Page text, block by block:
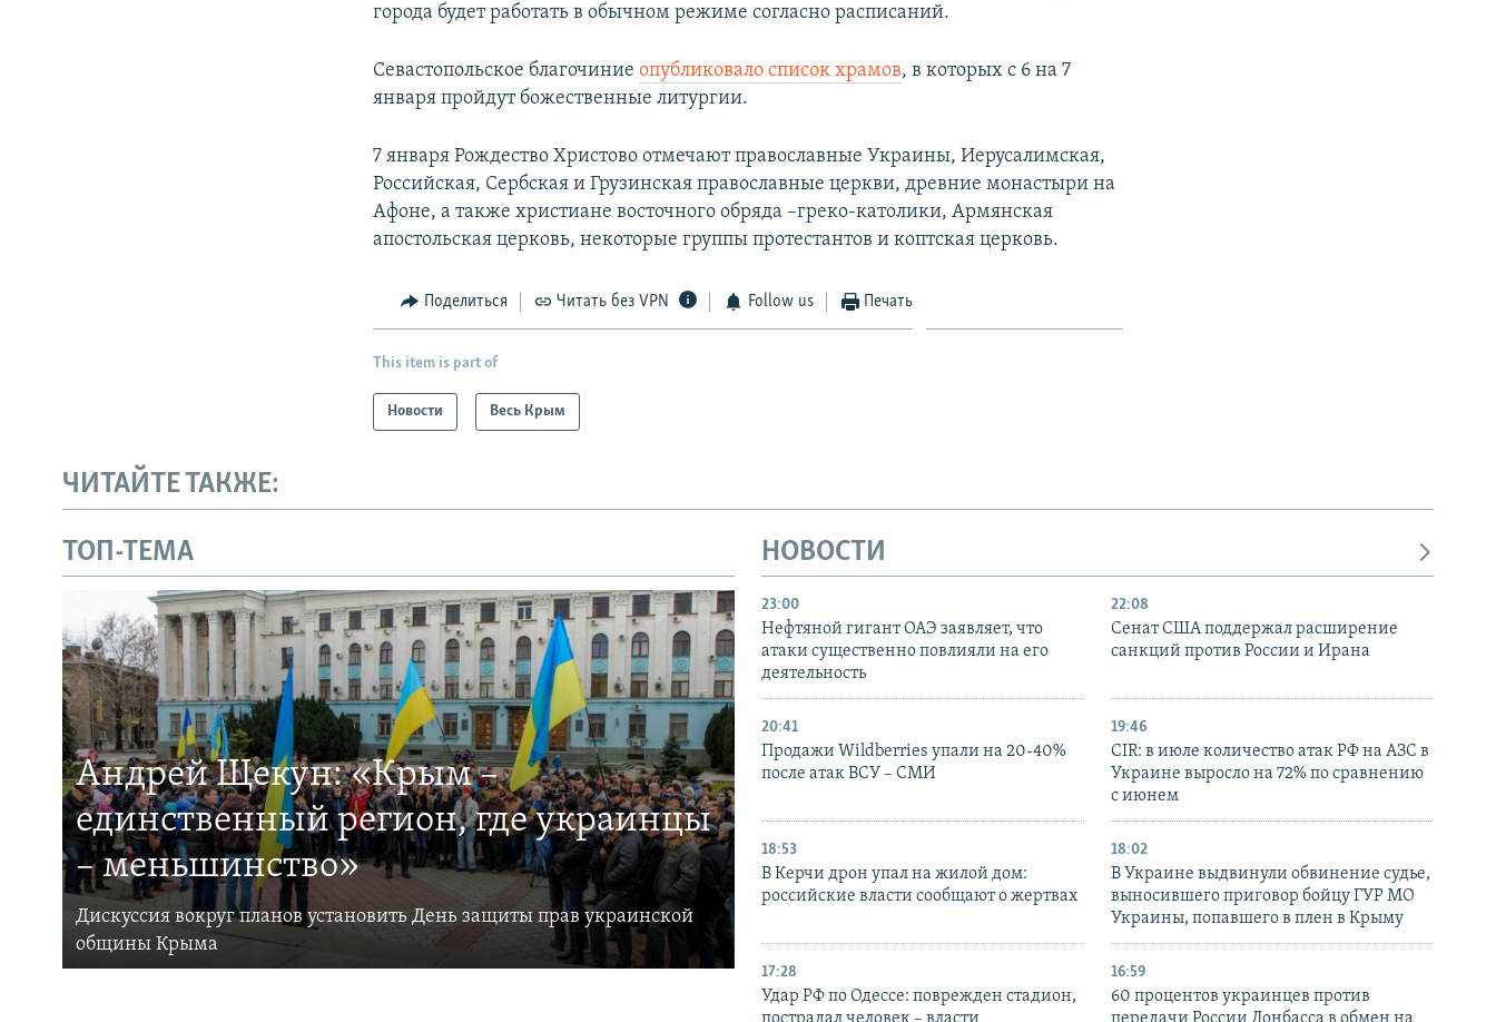
города будет работать в обычном режиме согласно расписаний.
Севастопольское благочиниеопубликовало список храмов, в которых с 6 на 7
января пройдут божественные литургии.
7 января Рождество Христово отмечают православные Украины, Иерусалимская,
Российская, Сербская и Грузинская православные церкви, древние монастыри на
Афоне, а также христиане восточного обряда –греко-католики, Армянская
апостольская церковь, некоторые группы протестантов и коптская церковь.
Поделиться Читать без VPN Follow us Печать
This item is part of
Новости Весь Крым
ЧИТАЙТЕ ТАКЖЕ:
ТОП-ТЕМА
Андрей Щекун: «Крым –
единственный регион, где украинцы
– меньшинство»
Дискуссия вокруг планов установить День защиты прав украинской
общины Крыма
НОВОСТИ
23:00
Нефтяной гигант ОАЭ заявляет, что
атаки существенно повлияли на его
деятельность
22:08
Сенат США поддержал расширение
санкций против России и Ирана
20:41
Продажи Wildberries упали на 20-40%
после атак ВСУ – СМИ
19:46
CIR: в июле количество атак РФ на АЗС в
Украине выросло на 72% по сравнению
с июнем
18:53
В Керчи дрон упал на жилой дом:
российские власти сообщают о жертвах
18:02
В Украине выдвинули обвинение судье,
выносившего приговор бойцу ГУР МО
Украины, попавшего в плен в Крыму
17:28
Удар РФ по Одессе: поврежден стадион,
16:59
60 процентов украинцев против